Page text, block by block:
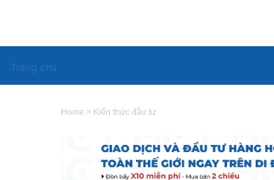
Trang chủ
Home > Kiến thức đầu tư